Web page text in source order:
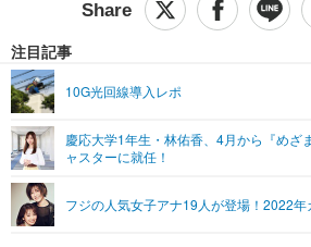
ショッピング
エンタメTOP
グラビア
ショッピング
ライフTOP
その他
リリース一覧
プッシュ通知の停止方法
注目記事
10G光回線導入レポ
慶応大学1年生・林佑香、4月から『めざ
ャスターに就任！
フジの人気女子アナ19人が登場！2022年